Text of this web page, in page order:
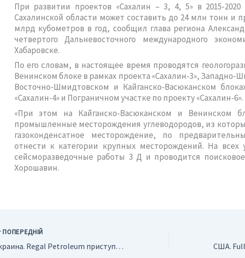
При развитии проектов «Сахалин – 3, 4, 5» в 2015-
Сахалинской области может составить до 24 млн тонн и
млрд кубометров в год, сообщил глава региона
четвертого Дальневосточного международного
Хабаровске.
По его словам, в настоящее время проводятся
Венинском блоке в рамках проекта «Сахалин-3», Западно-
Восточно-Шмидтовском и Кайганско-Васюканском
«Сахалин-4» и Пограничном участке по проекту «Сахалин-6».
«При этом на Кайганско-Васюканском и Венинском
промышленные месторождения углеводородов, из
газоконденсатное месторождение, по
отнести к категории крупных месторождений. На всех
сейсморазведочные работы 3 Д и проводится
Хорошавин.
ПОПЕРЕДНІЙ
Украина. Regal Petroleum приступила к бурению новой скважины